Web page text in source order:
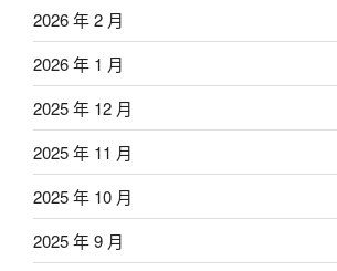
2026 年 2 月
2026 年 1 月
2025 年 12 月
2025 年 11 月
2025 年 10 月
2025 年 9 月